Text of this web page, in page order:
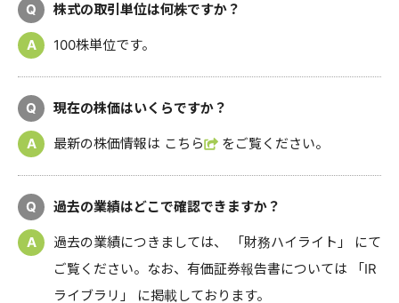
Q 株式の取引単位は何株ですか？
A 100株単位です。
Q 現在の株価はいくらですか？
A 最新の株価情報は こちら をご覧ください。
Q 過去の業績はどこで確認できますか？
A 過去の業績につきましては、 「財務ハイライト」
にて
ご覧ください。なお、有価証券報告書については
「IR
ライブラリ」
に掲載しております。